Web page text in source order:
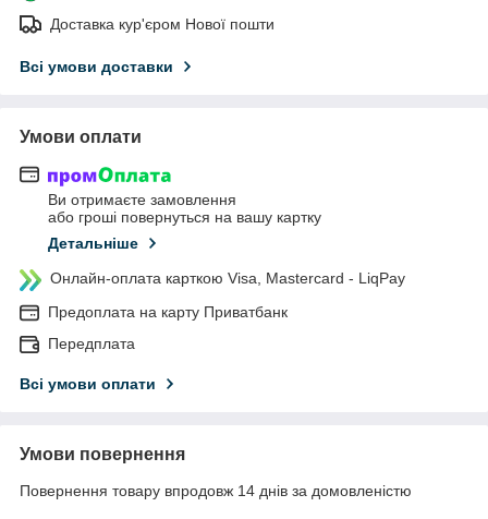
Доставка кур'єром Нової пошти
Всі умови доставки
Умови оплати
Ви отримаєте замовлення
або гроші повернуться на вашу картку
Детальніше
Онлайн-оплата карткою Visa, Mastercard - LiqPay
Предоплата на карту Приватбанк
Передплата
Всі умови оплати
Умови повернення
Повернення товару впродовж 14 днів за домовленістю